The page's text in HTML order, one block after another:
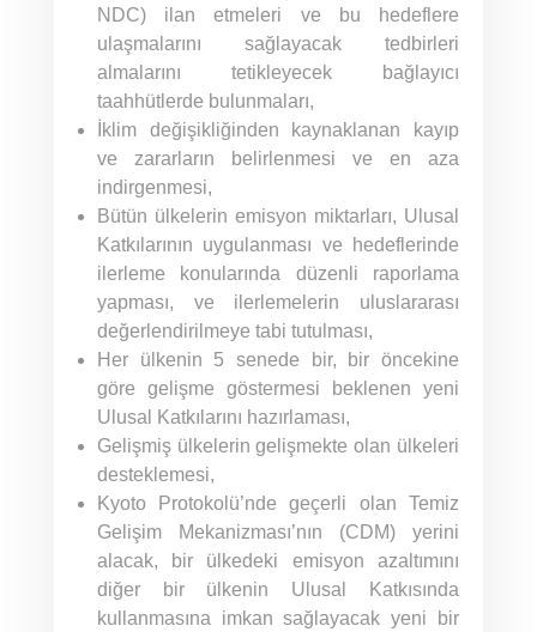
NDC) ilan etmeleri ve bu hedeflere
ulaşmalarını sağlayacak tedbirleri
almalarını tetikleyecek bağlayıcı
taahhütlerde bulunmaları,
İklim değişikliğinden kaynaklanan kayıp
ve zararların belirlenmesi ve en aza
indirgenmesi,
Bütün ülkelerin emisyon miktarları, Ulusal
Katkılarının uygulanması ve hedeflerinde
ilerleme konularında düzenli raporlama
yapması, ve ilerlemelerin uluslararası
değerlendirilmeye tabi tutulması,
Her ülkenin 5 senede bir, bir öncekine
göre gelişme göstermesi beklenen yeni
Ulusal Katkılarını hazırlaması,
Gelişmiş ülkelerin gelişmekte olan ülkeleri
desteklemesi,
Kyoto Protokolü’nde geçerli olan Temiz
Gelişim Mekanizması’nın (CDM) yerini
alacak, bir ülkedeki emisyon azaltımını
diğer bir ülkenin Ulusal Katkısında
kullanmasına imkan sağlayacak yeni bir